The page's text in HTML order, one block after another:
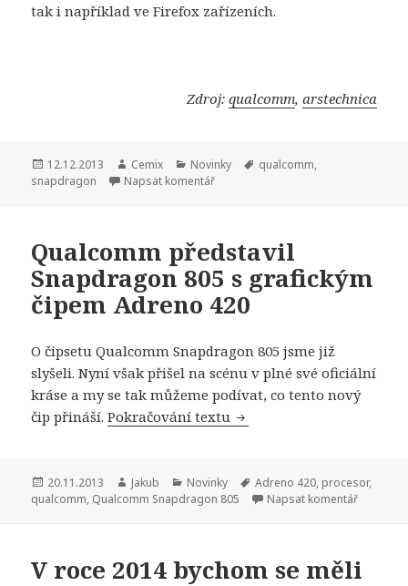
tak i například ve Firefox zařízeních.
Zdroj: qualcomm, arstechnica
Publikováno:
12.12.2013 Autor:
Cemix Rubriky:
Novinky Štítky:
qualcomm,
snapdragon
Napsat komentář
Qualcomm představil
Snapdragon 805 s grafickým
čipem Adreno 420
O čipsetu Qualcomm Snapdragon 805 jsme již
slyšeli. Nyní však přišel na scénu v plné své oficiální
kráse a my se tak můžeme podívat, co tento nový
čip přináší.Pokračování textu Qualcomm představil
Publikováno:
20.11.2013 Autor:
Jakub Rubriky:
Novinky Štítky:
Adreno 420, procesor,
qualcomm, Qualcomm Snapdragon 805 Napsat komentář
V roce 2014 bychom se měli